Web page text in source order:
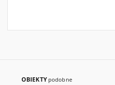
OBIEKTY podobne